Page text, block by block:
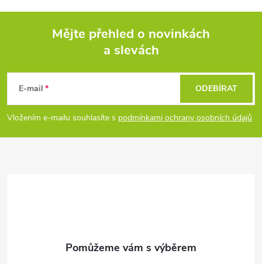
p
Mějte přehled o novinkách
a slevách
E-mail
Vložením e-mailu souhlasíte s podmínkami ochrany osobních údajů
ODEBÍRAT